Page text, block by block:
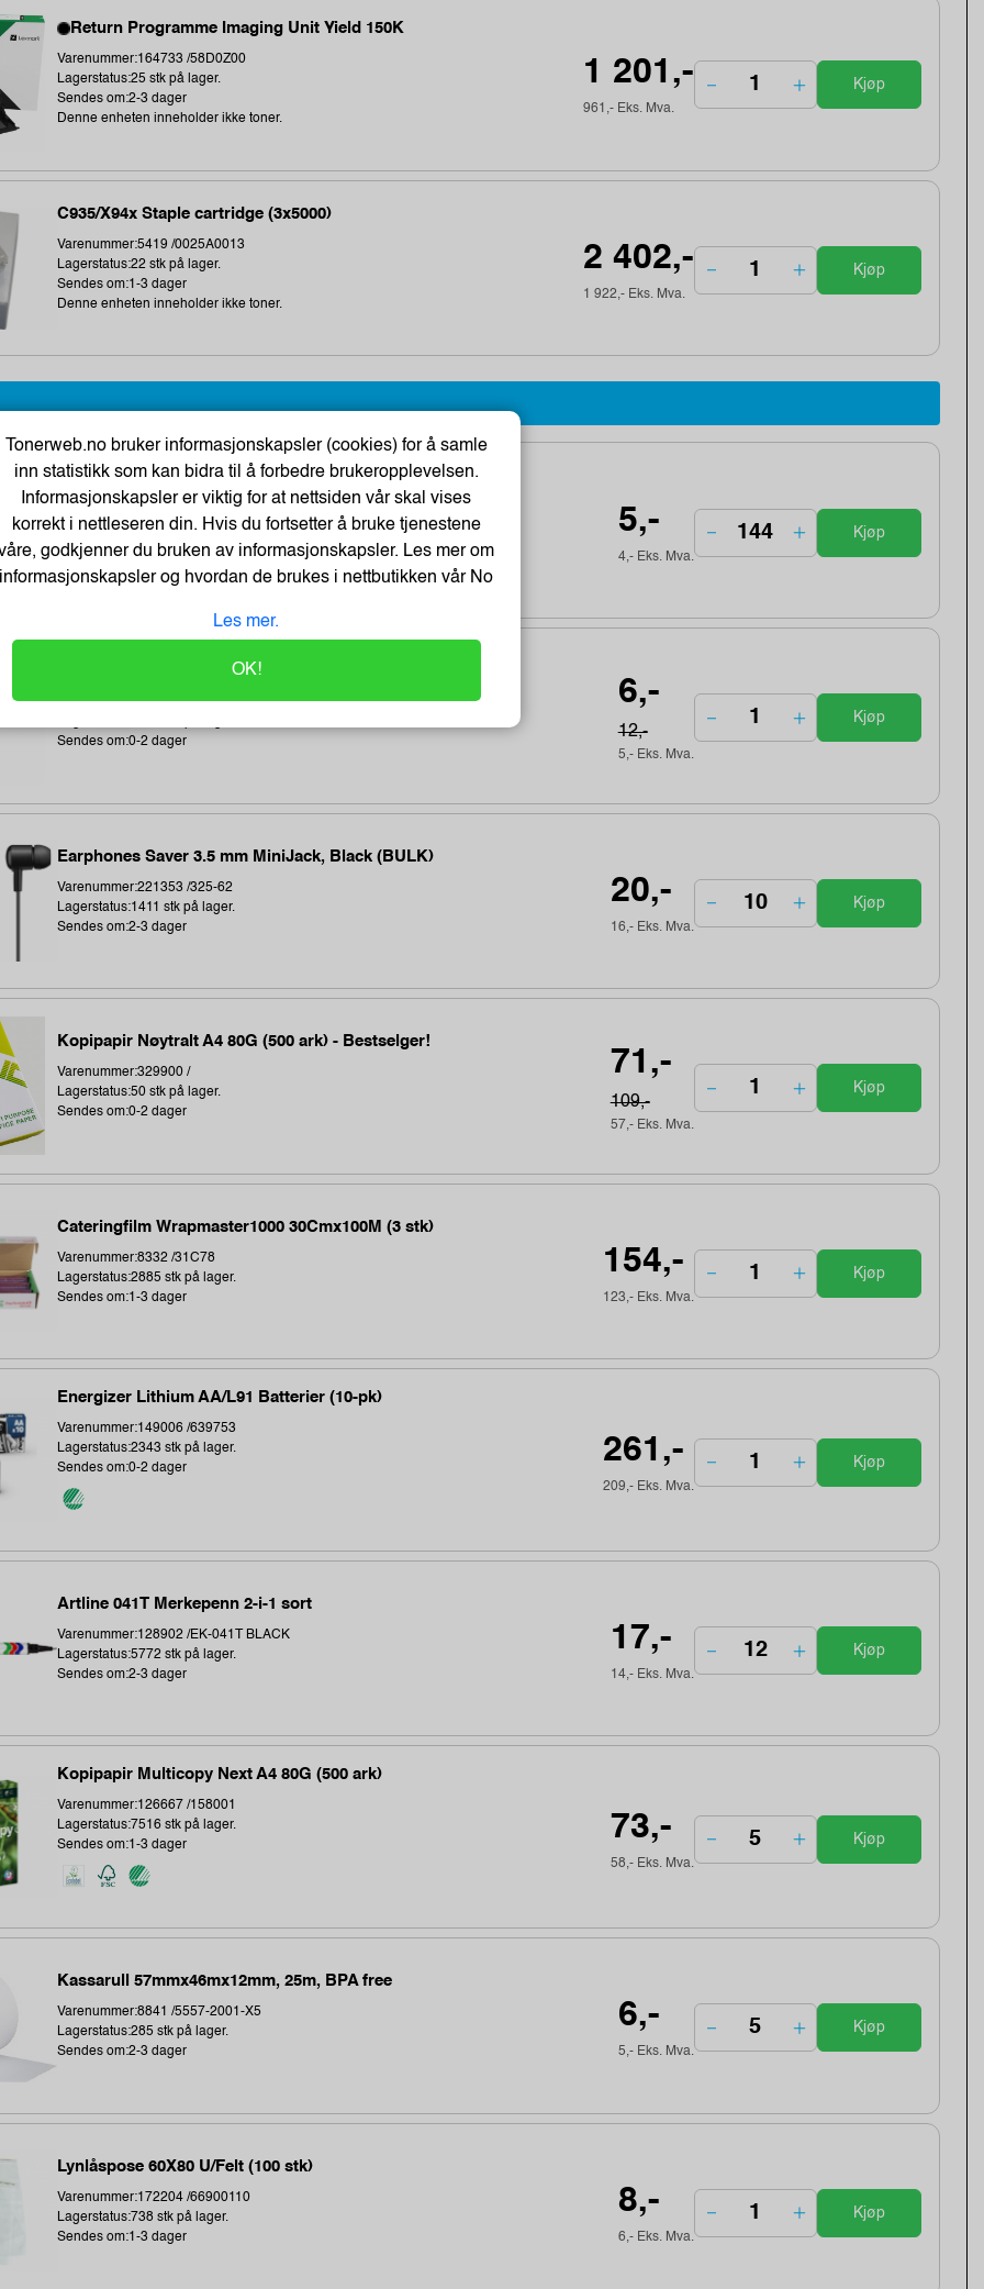
Return Programme Imaging Unit Yield 150K
Varenummer:164733 /58D0Z00
Lagerstatus:25 stk på lager.
Sendes om:2-3 dager
Denne enheten inneholder ikke toner.
1 201,-
961,- Eks. Mva.
Kjøp
C935/X94x Staple cartridge (3x5000)
Varenummer:5419 /0025A0013
Lagerstatus:22 stk på lager.
Sendes om:1-3 dager
Denne enheten inneholder ikke toner.
2 402,-
1 922,- Eks. Mva.
Kjøp
Varenummer:225034 /7100296531
Sendes om:2-3 dager
5,-
4,- Eks. Mva.
Kjøp
BATH GEL 300 ml - LET`S CHANGE OUR LIFE
Varenummer:184283 /BathGEL-300-ml
Sendes om:0-2 dager
6,-
12,-
5,- Eks. Mva.
Kjøp
Earphones Saver 3.5 mm MiniJack, Black (BULK)
Varenummer:221353 /325-62
Lagerstatus:1411 stk på lager.
Sendes om:2-3 dager
20,-
16,- Eks. Mva.
Kjøp
Kopipapir Nøytralt A4 80G (500 ark) - Bestselger!
Varenummer:329900 /
Lagerstatus:50 stk på lager.
Sendes om:0-2 dager
71,-
109,-
57,- Eks. Mva.
Kjøp
Cateringfilm Wrapmaster1000 30Cmx100M (3 stk)
Varenummer:8332 /31C78
Lagerstatus:2885 stk på lager.
Sendes om:1-3 dager
154,-
123,- Eks. Mva.
Kjøp
Energizer Lithium AA/L91 Batterier (10-pk)
Varenummer:149006 /639753
Lagerstatus:2343 stk på lager.
Sendes om:0-2 dager
261,-
209,- Eks. Mva.
Kjøp
Artline 041T Merkepenn 2-i-1 sort
Varenummer:128902 /EK-041T BLACK
Lagerstatus:5772 stk på lager.
Sendes om:2-3 dager
17,-
14,- Eks. Mva.
Kjøp
Kopipapir Multicopy Next A4 80G (500 ark)
Varenummer:126667 /158001
Lagerstatus:7516 stk på lager.
Sendes om:1-3 dager
73,-
58,- Eks. Mva.
Kjøp
Kassarull 57mmx46mx12mm, 25m, BPA free
Varenummer:8841 /5557-2001-X5
Lagerstatus:285 stk på lager.
Sendes om:2-3 dager
6,-
5,- Eks. Mva.
Kjøp
Lynlåspose 60X80 U/Felt (100 stk)
Varenummer:172204 /66900110
Lagerstatus:738 stk på lager.
Sendes om:1-3 dager
8,-
6,- Eks. Mva.
Kjøp
Tonerweb.no bruker informasjonskapsler (cookies) for å samle
inn statistikk som kan bidra til å forbedre brukeropplevelsen.
Informasjonskapsler er viktig for at nettsiden vår skal vises
korrekt i nettleseren din. Hvis du fortsetter å bruke tjenestene
godkjenner du bruken av informasjonskapsler. Les mer om
informasjonskapsler og hvordan de brukes i nettbutikken vårNo
Les mer.
OK!